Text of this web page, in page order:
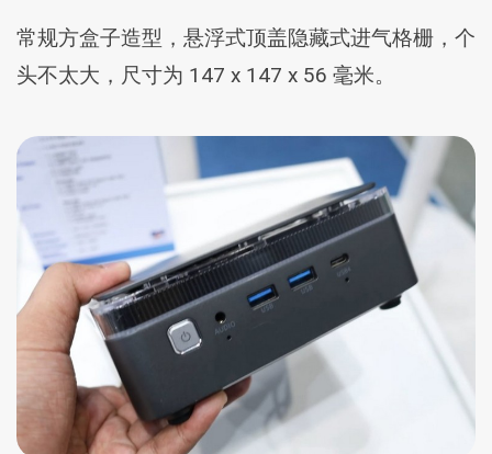
常规方盒子造型，悬浮式顶盖隐藏式进气格栅，个
头不太大，尺寸为 147 x 147 x 56 毫米。